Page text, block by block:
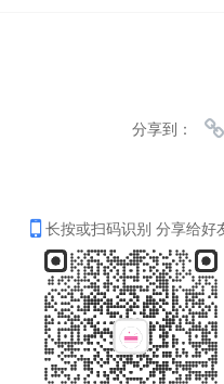
分享到：
长按或扫码识别 分享给好